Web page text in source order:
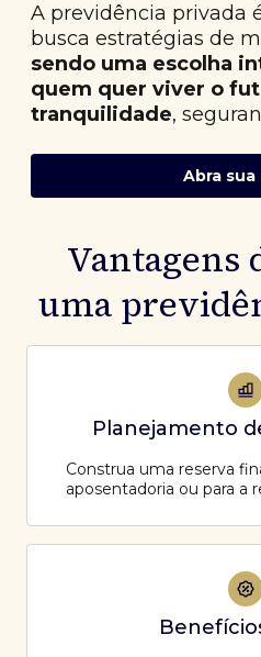
A previdência privada
busca estratégias de
sendo uma escolha
quem quer viver o
tranquilidade,
Abra
Vantagens
uma
Planejamento
Construa uma reserva
aposentadoria ou para a